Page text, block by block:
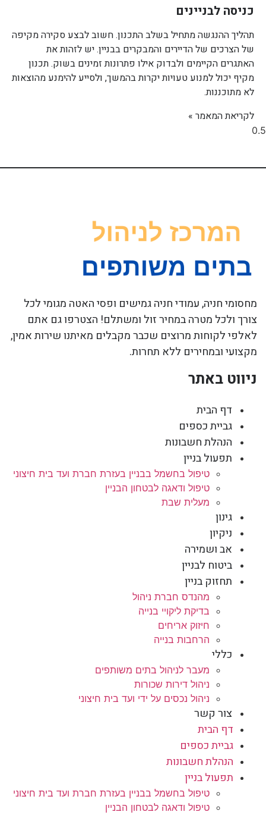
כניסה לבניינים
תהליך ההנגשה מתחיל בשלב התכנון. חשוב לבצע סקירה מקיפה
של הצרכים של הדיירים והמבקרים בבניין. יש לזהות את
האתגרים הקיימים ולבדוק אילו פתרונות זמינים בשוק. תכנון
מקיף יכול למנוע טעויות יקרות בהמשך, ולסייע להימנע מהוצאות
לא מתוכננות.
לקריאת המאמר »
מחסומי חניה, עמודי חניה גמישים ופסי האטה מגומי לכל
צורך ולכל מטרה במחיר זול ומשתלם! הצטרפו גם אתם
לאלפי לקוחות מרוצים שכבר מקבלים מאיתנו שירות אמין,
מקצועי ובמחירים ללא תחרות.
ניווט באתר
דף הבית
גביית כספים
הנהלת חשבונות
תפעול בניין
טיפול בחשמל בבניין בעזרת חברת ועד בית חיצוני
טיפול ודאגה לבטחון הבניין
מעלית שבת
גינון
ניקיון
אב ושמירה
ביטוח לבניין
תחזוק בניין
מהנדס חברת ניהול
בדיקת ליקויי בנייה
חיזוק אריחים
הרחבות בנייה
כללי
מעבר לניהול בתים משותפים
ניהול דירות שכורות
ניהול נכסים על ידי ועד בית חיצוני
צור קשר
דף הבית
גביית כספים
הנהלת חשבונות
תפעול בניין
טיפול בחשמל בבניין בעזרת חברת ועד בית חיצוני
טיפול ודאגה לבטחון הבניין